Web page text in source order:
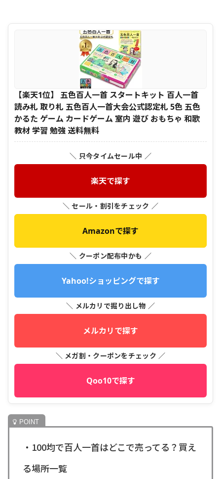
【楽天1位】 五色百人一首 スタートキット 百人一首
読み札 取り札 五色百人一首大会公式認定札 5色 五色
かるた ゲーム カードゲーム 室内 遊び おもちゃ 和歌
教材 学習 勉強 送料無料
＼ 只今タイムセール中 ／
楽天で探す
＼ セール・割引をチェック ／
Amazonで探す
＼ クーポン配布中かも ／
Yahoo!ショッピングで探す
＼ メルカリで掘り出し物 ／
メルカリで探す
＼ メガ割・クーポンをチェック ／
Qoo10で探す
・100均で百人一首はどこで売ってる？買え
る場所一覧